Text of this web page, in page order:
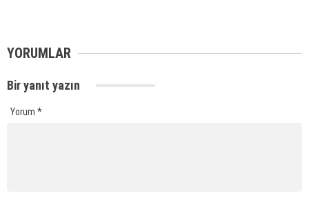
YORUMLAR
Bir yanıt yazın
Yorum *